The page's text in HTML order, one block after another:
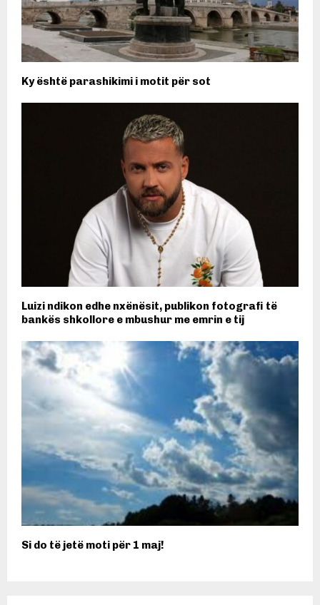
Ky është parashikimi i motit për sot
Luizi ndikon edhe nxënësit, publikon fotografi të
bankës shkollore e mbushur me emrin e tij
Si do të jetë moti për 1 maj!